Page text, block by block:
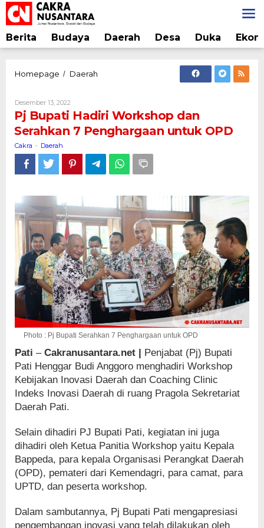
Lewati
ke
konten
Berita Budaya Daerah Desa Duka
Homepage / Daerah
Workshop
dan
Serahkan
Penghargaan
untuk
Desember 13, 2022
Cakra
Pj Bupati Hadiri Workshop dan
Serahkan 7 Penghargaan untuk OPD
Cakra - Daerah
Photo : Pj Bupati Serahkan 7 Penghargaan untuk OPD
Pati –Cakranusantara.net | Penjabat (Pj) Bupati
Pati Henggar Budi Anggoro menghadiri Workshop
Kebijakan Inovasi Daerah dan Coaching Clinic
Indeks Inovasi Daerah di ruang Pragola Sekretariat
Daerah Pati.
Selain dihadiri PJ Bupati Pati, kegiatan ini juga
dihadiri oleh Ketua Panitia Workshop yaitu Kepala
Bappeda, para kepala Organisasi Perangkat Daerah
(OPD), pemateri dari Kemendagri, para camat, para
UPTD, dan peserta workshop.
Dalam sambutannya, Pj Bupati Pati mengapresiasi
pengembangan inovasi yang telah dilakukan oleh